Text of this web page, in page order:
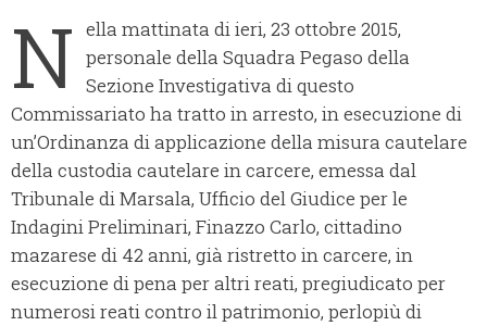
N ella mattinata di ieri, 23 ottobre 2015,
personale della Squadra Pegaso della
Sezione Investigativa di questo
Commissariato ha tratto in arresto, in esecuzione di
un’Ordinanza di applicazione della misura cautelare
della custodia cautelare in carcere, emessa dal
Tribunale di Marsala, Ufficio del Giudice per le
Indagini Preliminari, Finazzo Carlo, cittadino
mazarese di 42 anni, già ristretto in carcere, in
esecuzione di pena per altri reati, pregiudicato per
numerosi reati contro il patrimonio, perlopiù di